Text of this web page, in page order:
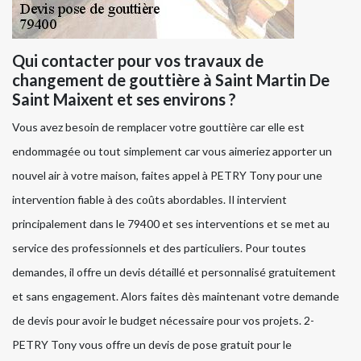
Qui contacter pour vos travaux de
changement de gouttière à Saint Martin De
Saint Maixent et ses environs ?
Vous avez besoin de remplacer votre gouttière car elle est
endommagée ou tout simplement car vous aimeriez apporter un
nouvel air à votre maison, faites appel à PETRY Tony pour une
intervention fiable à des coûts abordables. Il intervient
principalement dans le 79400 et ses interventions et se met au
service des professionnels et des particuliers. Pour toutes
demandes, il offre un devis détaillé et personnalisé gratuitement
et sans engagement. Alors faites dès maintenant votre demande
de devis pour avoir le budget nécessaire pour vos projets. 2-
PETRY Tony vous offre un devis de pose gratuit pour le